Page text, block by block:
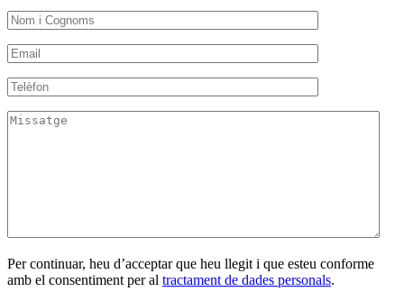
Per continuar, heu d’acceptar que heu llegit i que esteu conforme
amb el consentiment per al tractament de dades personals.